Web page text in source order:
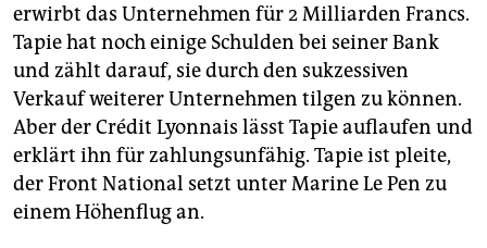
erwirbt das Unternehmen für 2 Milliarden Francs.
Tapie hat noch einige Schulden bei seiner Bank
und zählt darauf, sie durch den sukzessiven
Verkauf weiterer Unternehmen tilgen zu können.
Aber der Crédit Lyonnais lässt Tapie auflaufen und
erklärt ihn für zahlungsunfähig. Tapie ist pleite,
der Front National setzt unter Marine Le Pen zu
einem Höhenflug an.